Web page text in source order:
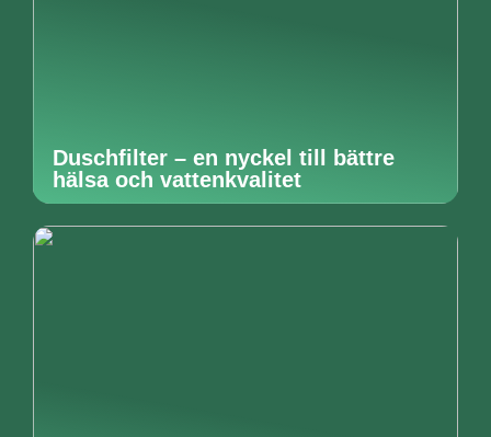
Duschfilter – en nyckel till bättre
hälsa och vattenkvalitet